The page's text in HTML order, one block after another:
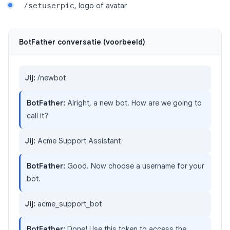
/setuserpic, logo of avatar
BotFather conversatie (voorbeeld)
Jij: /newbot
BotFather: Alright, a new bot. How are we going to
call it?
Jij: Acme Support Assistant
BotFather: Good. Now choose a username for your
bot.
Jij: acme_support_bot